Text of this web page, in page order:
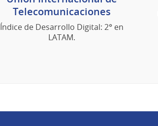
Telecomunicaciones
Índice de Desarrollo Digital: 2° en
LATAM.